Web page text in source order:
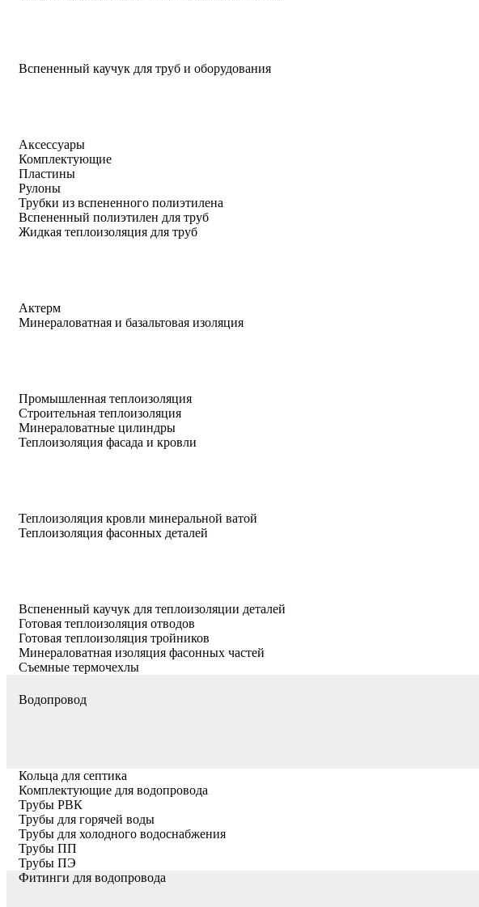
Вспененный каучук для труб и оборудования
Аксессуары
Комплектующие
Пластины
Рулоны
Трубки из вспененного полиэтилена
Вспененный полиэтилен для труб
Жидкая теплоизоляция для труб
Актерм
Минераловатная и базальтовая изоляция
Промышленная теплоизоляция
Строительная теплоизоляция
Минераловатные цилиндры
Теплоизоляция фасада и кровли
Теплоизоляция кровли минеральной ватой
Теплоизоляция фасонных деталей
Вспененный каучук для теплоизоляции деталей
Готовая теплоизоляция отводов
Готовая теплоизоляция тройников
Минераловатная изоляция фасонных частей
Съемные термочехлы
Водопровод
Кольца для септика
Комплектующие для водопровода
Трубы РВК
Трубы для горячей воды
Трубы для холодного водоснабжения
Трубы ПП
Трубы ПЭ
Фитинги для водопровода